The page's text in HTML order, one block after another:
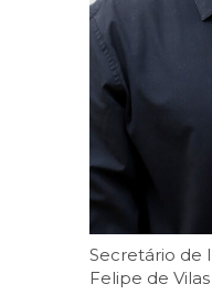
Secretário de
Felipe de